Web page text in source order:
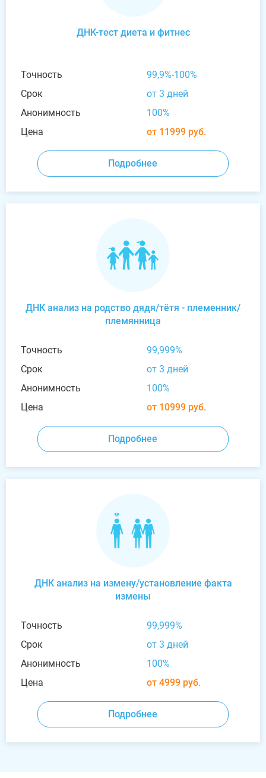
ДНК-тест диета и фитнес
Точность
99,9%-100%
Срок
от 3 дней
Анонимность
100%
Цена
от 11999 руб.
Подробнее
ДНК анализ на родство дядя/тётя - племенник/
племянница
Точность
99,999%
Срок
от 3 дней
Анонимность
100%
Цена
от 10999 руб.
Подробнее
ДНК анализ на измену/установление факта
измены
Точность
99,999%
Срок
от 3 дней
Анонимность
100%
Цена
от 4999 руб.
Подробнее